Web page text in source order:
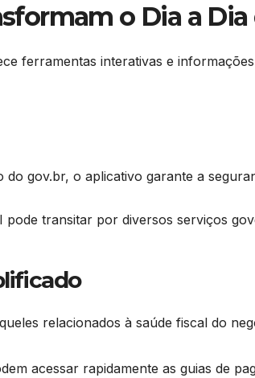
o Dia a Dia
ferramentas interativas e
gov.br, o aplicativo garante a
transitar por diversos serviços
relacionados à saúde fiscal do
acessar rapidamente as guias de